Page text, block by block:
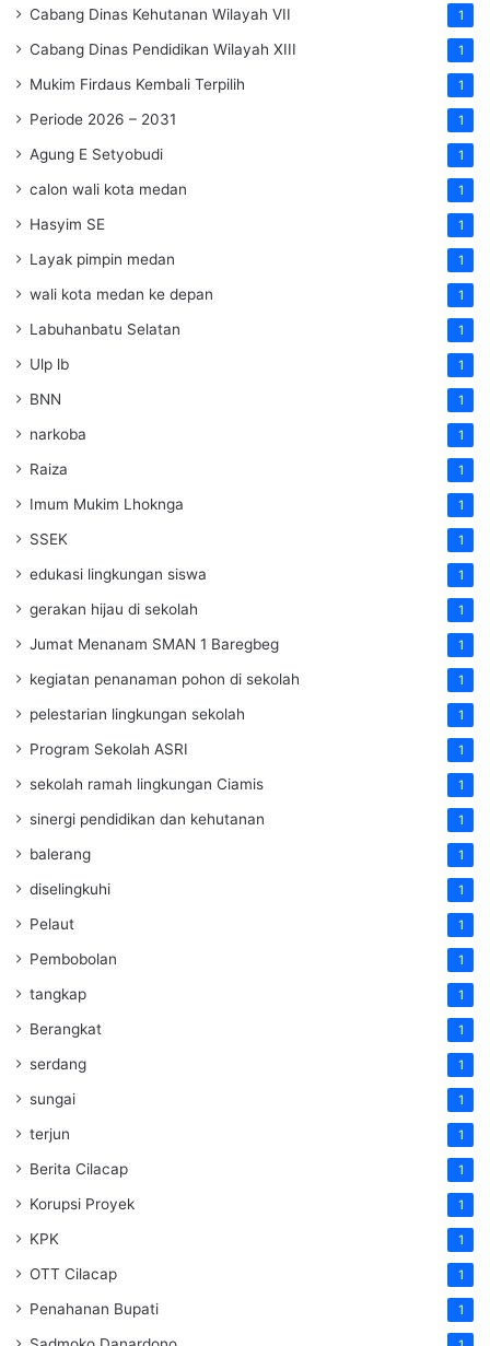
Cabang Dinas Kehutanan Wilayah VII 1
Cabang Dinas Pendidikan Wilayah XIII 1
Mukim Firdaus Kembali Terpilih 1
Periode 2026 – 2031 1
Agung E Setyobudi 1
calon wali kota medan 1
Hasyim SE 1
Layak pimpin medan 1
wali kota medan ke depan 1
Labuhanbatu Selatan 1
Ulp lb 1
BNN 1
narkoba 1
Raiza 1
Imum Mukim Lhoknga 1
SSEK 1
edukasi lingkungan siswa 1
gerakan hijau di sekolah 1
Jumat Menanam SMAN 1 Baregbeg 1
kegiatan penanaman pohon di sekolah 1
pelestarian lingkungan sekolah 1
Program Sekolah ASRI 1
sekolah ramah lingkungan Ciamis 1
sinergi pendidikan dan kehutanan 1
balerang 1
diselingkuhi 1
Pelaut 1
Pembobolan 1
tangkap 1
Berangkat 1
serdang 1
sungai 1
terjun 1
Berita Cilacap 1
Korupsi Proyek 1
KPK 1
OTT Cilacap 1
Penahanan Bupati 1